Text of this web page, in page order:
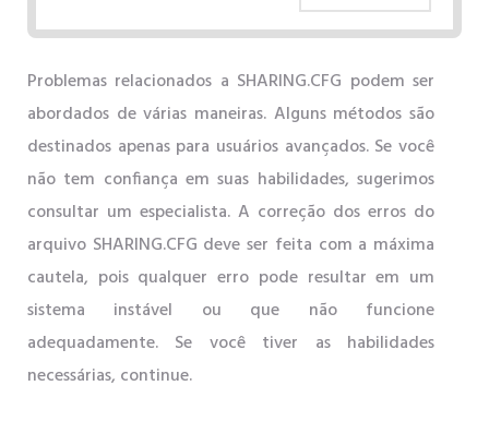
Problemas relacionados a SHARING.CFG podem ser
abordados de várias maneiras. Alguns métodos são
destinados apenas para usuários avançados. Se você
não tem confiança em suas habilidades, sugerimos
consultar um especialista. A correção dos erros do
arquivo SHARING.CFG deve ser feita com a máxima
cautela, pois qualquer erro pode resultar em um
sistema instável ou que não funcione
adequadamente. Se você tiver as habilidades
necessárias, continue.